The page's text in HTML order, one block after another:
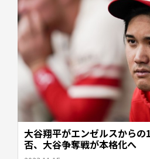
大谷翔平がエンゼルスから
否、大谷争奪戦が本格化へ